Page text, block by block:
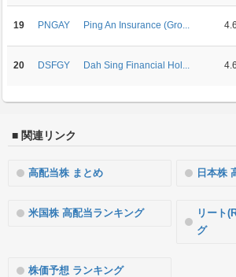
19 PNGAY Ping An Insurance (Gro...
20 DSFGY Dah Sing Financial Hol...
■ 関連リンク
高配当株 まとめ 日本株
米国株 高配当ランキング
リート
グ
株価予想 ランキング